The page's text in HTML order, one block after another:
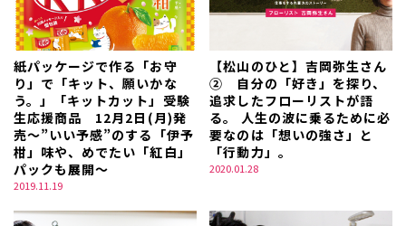
紙パッケージで作る「お守
り」で「キット、願いかな
う。」「キットカット」受験
生応援商品 12月2日(月)発
売～”いい予感”のする「伊予
柑」味や、めでたい「紅白」
パックも展開～
2019.11.19
【松山のひと】吉岡弥生さん
② 自分の「好き」を探り、
追求したフローリストが語
る。 人生の波に乗るために必
要なのは「想いの強さ」と
「行動力」。
2020.01.28